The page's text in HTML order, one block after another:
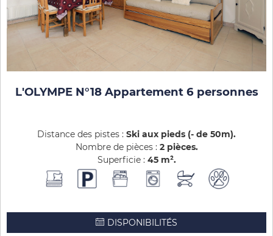
L'OLYMPE N°18 Appartement 6 personnes
Distance des pistes : Ski aux pieds (- de 50m)
Nombre de pièces : 2 pièces
Superficie : 45 m²
DISPONIBILITÉS